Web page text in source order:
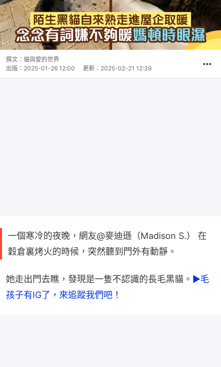
撰文： 貓與愛的世界
出版： 2025-01-26 12:00 更新： 2025-02-21 12:39
一個寒冷的夜晚，網友@麥迪遜（Madison S.） 在
穀倉裏烤火的時候，突然聽到門外有動靜。
她走出門去瞧，發現是一隻不認識的長毛黑貓。 ►毛
孩子有IG了，來追蹤我們吧！